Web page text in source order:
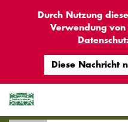
Durch Nutzung
Verwendung von